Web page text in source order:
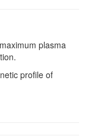
plasma
profile of